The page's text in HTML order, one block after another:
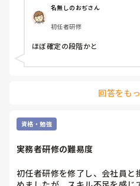
名無しのおぢさん
初任者研修
ほぼ確定の段階かと
回答をも
資格・勉強
実務者研修の難易度
初任者研修を修了し、会社員と